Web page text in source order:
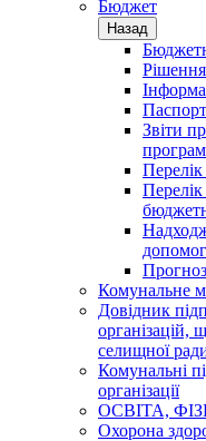
Бюджет
Назад
Звіти
програм
Комунальне
Довідник
організацій,
селищної
Комунальні
організації
ОСВІТА,
Охорона